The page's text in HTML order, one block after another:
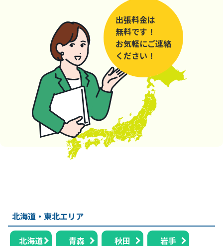
出張料金は
無料です！
お気軽にご連絡
ください！
北海道・東北エリア
北海道 青森 秋田 岩手